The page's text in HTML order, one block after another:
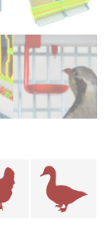
būri un irbēm
Būri vistām